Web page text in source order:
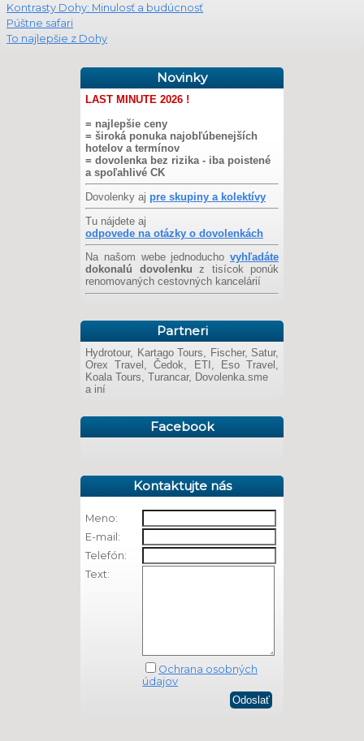
Kontrasty Dohy: Minulosť a budúcnosť
Púštne safari
To najlepšie z Dohy
Novinky
LAST MINUTE 2026 !
= najlepšie ceny
= široká ponuka najobľúbenejších
hotelov a termínov
= dovolenka bez rizika - iba poistené
a spoľahlivé CK
Dovolenky aj pre skupiny a kolektívy
Tu nájdete aj
odpovede na otázky o dovolenkách
Na našom webe jednoducho vyhľadáte
dokonalú dovolenku z tisícok ponúk
renomovaných cestovných kancelárií
Partneri
Hydrotour, Kartago Tours, Fischer, Satur,
Orex Travel, Čedok, ETI, Eso Travel,
Koala Tours, Turancar, Dovolenka.sme
a iní
Facebook
Kontaktujte nás
Meno:
E-mail:
Telefón:
Text:
Ochrana osobných
údajov